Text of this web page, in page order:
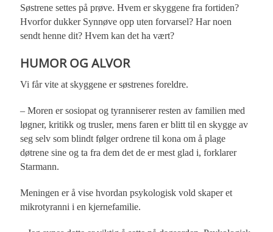
Søstrene settes på prøve. Hvem er skyggene fra fortiden?
Hvorfor dukker Synnøve opp uten forvarsel? Har noen
sendt henne dit? Hvem kan det ha vært?
HUMOR OG ALVOR
Vi får vite at skyggene er søstrenes foreldre.
– Moren er sosiopat og tyranniserer resten av familien med
løgner, kritikk og trusler, mens faren er blitt til en skygge av
seg selv som blindt følger ordrene til kona om å plage
døtrene sine og ta fra dem det de er mest glad i, forklarer
Starmann.
Meningen er å vise hvordan psykologisk vold skaper et
mikrotyranni i en kjernefamilie.